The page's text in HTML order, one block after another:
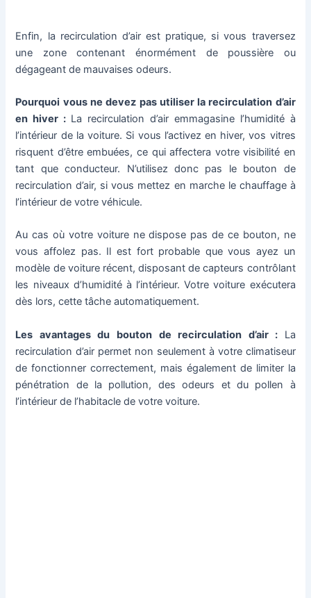
Enfin, la recirculation d’air est pratique, si vous traversez
une zone contenant énormément de poussière ou
dégageant de mauvaises odeurs.
Pourquoi vous ne devez pas utiliser la recirculation d’air
en hiver : La recirculation d’air emmagasine l’humidité à
l’intérieur de la voiture. Si vous l’activez en hiver, vos vitres
risquent d’être embuées, ce qui affectera votre visibilité en
tant que conducteur. N’utilisez donc pas le bouton de
recirculation d’air, si vous mettez en marche le chauffage à
l’intérieur de votre véhicule.
Au cas où votre voiture ne dispose pas de ce bouton, ne
vous affolez pas. Il est fort probable que vous ayez un
modèle de voiture récent, disposant de capteurs contrôlant
les niveaux d’humidité à l’intérieur. Votre voiture exécutera
dès lors, cette tâche automatiquement.
Les avantages du bouton de recirculation d’air : La
recirculation d’air permet non seulement à votre climatiseur
de fonctionner correctement, mais également de limiter la
pénétration de la pollution, des odeurs et du pollen à
l’intérieur de l’habitacle de votre voiture.